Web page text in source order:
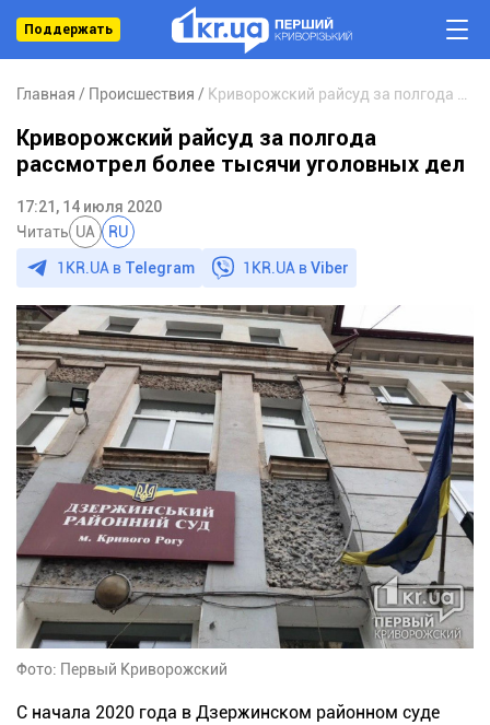
Поддержать
Главная Происшествия
Криворожский райсуд за полгода
рассмотрел более тысячи уголовных дел
17:21, 14 июля 2020
Читать UA RU
1KR.UA в Telegram 1KR.UA вViber
Фото: Первый Криворожский
С начала 2020 года в Дзержинском районном суде